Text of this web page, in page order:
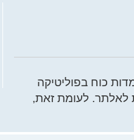
כוח בפוליטיקה
לאלתר. לעומת זאת,